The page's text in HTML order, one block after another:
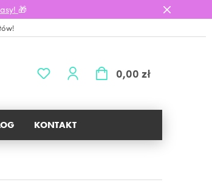
🎁
0,00 zł
KONTAKT